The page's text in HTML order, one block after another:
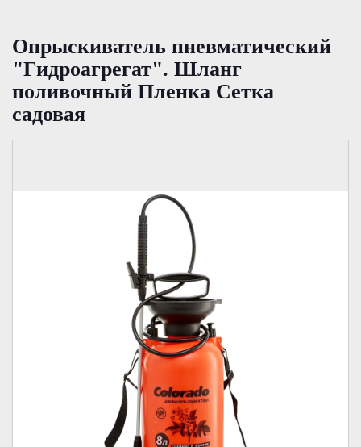
Опрыскиватель пневматический
"Гидроагрегат". Шланг
поливочный Пленка Сетка
садовая